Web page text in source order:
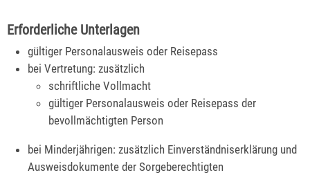
Erforderliche Unterlagen
gültiger Personalausweis oder Reisepass
bei Vertretung: zusätzlich
schriftliche Vollmacht
gültiger Personalausweis oder Reisepass der
bevollmächtigten Person
bei Minderjährigen: zusätzlich Einverständniserklärung und
Ausweisdokumente der Sorgeberechtigten